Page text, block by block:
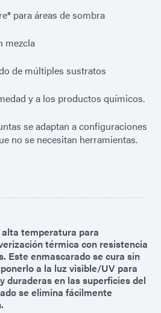
para áreas de sombra
mezcla
de múltiples sustratos
y a los productos químicos.
se adaptan a configuraciones
no se necesitan herramientas.
temperatura para
térmica con resistencia
Este enmascarado se cura sin
a la luz visible/UV para
duraderas en las superficies del
se elimina fácilmente